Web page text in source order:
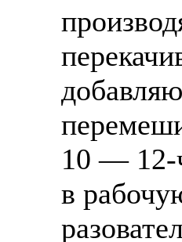
10 — 12-
в